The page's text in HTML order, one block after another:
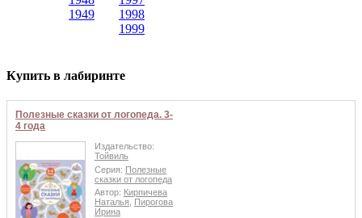
1949
1998
1999
Купить в лабиринте
Полезные сказки от логопеда. 3-
4 года
Издательство:
Тойвиль
Серия: Полезные
сказки от логопеда
Автор: Кирпичева
Наталья
Пирогова
Ирина